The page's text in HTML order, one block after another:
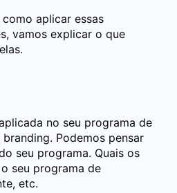
aplicar essas
vamos explicar o que
no seu programa de
Podemos pensar
seu programa. Quais os
seu programa de
etc.